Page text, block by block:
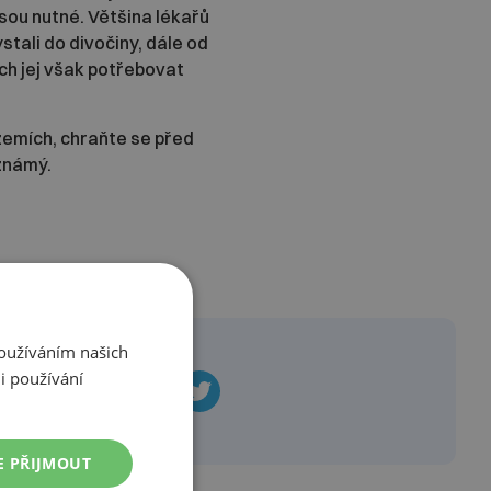
nutné. Většina lékařů
do divočiny, dále od
jej však potřebovat
chraňte se před
našich
používání
PŘIJMOUT